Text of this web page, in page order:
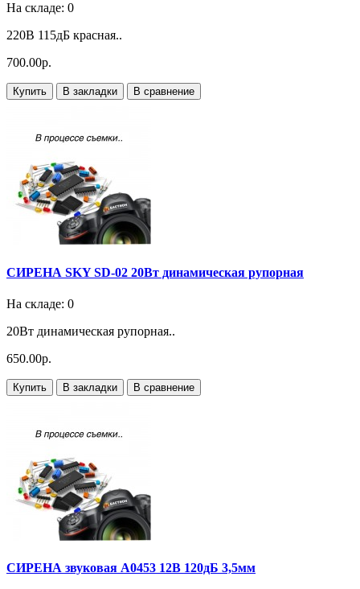
На складе: 0
220В 115дБ красная..
700.00р.
Купить В закладки В сравнение
СИРЕНА SKY SD-02 20Вт динамическая рупорная
На складе: 0
20Вт динамическая рупорная..
650.00р.
Купить В закладки В сравнение
СИРЕНА звуковая A0453 12В 120дБ 3,5мм